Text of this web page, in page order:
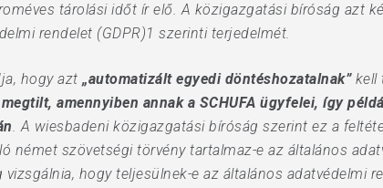
tárolási időt ír elő. A közigazgatási bíróság azt
rendelet (GDPR)1 szerinti terjedelmét.
hogy azt „automatizált egyedi döntéshozatalnak”kell
amennyiben annak a SCHUFA ügyfelei, így
. A wiesbadeni közigazgatási bíróság szerint ez a
német szövetségi törvény tartalmaz-e az általános
hogy teljesülnek-e az általános adatvédelmi